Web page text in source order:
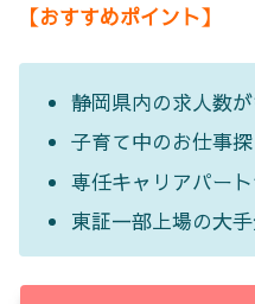
【おすすめポイント】
静岡県内の求人数
子育て中のお仕事
専任キャリアパー
東証一部上場の大